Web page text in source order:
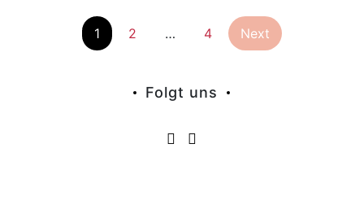
Beiträge
1 2 … 4 Next
Folgt uns